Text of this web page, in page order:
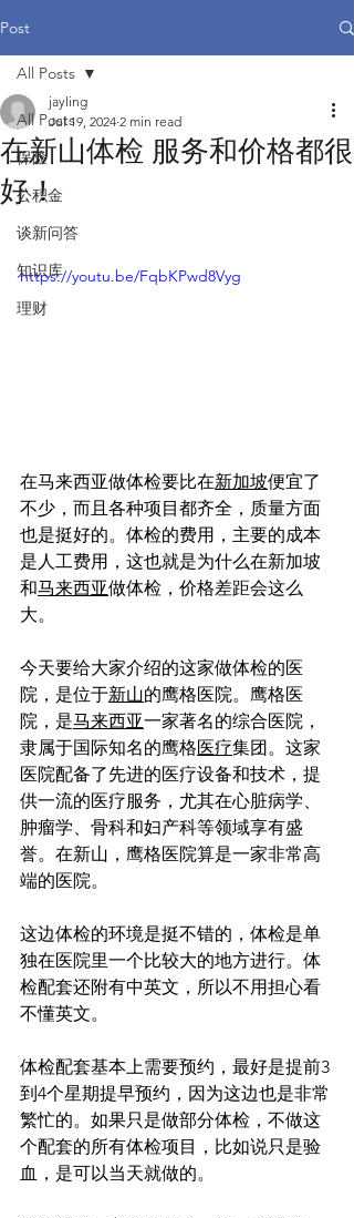
Post
All Posts
保险
公积金
谈新问答
知识库
理财
All Posts
在新山体检 服务和价格都很
好！
jayling
Jul 19, 2024 2 min read
https://youtu.be/FqbKPwd8Vyg
在马来西亚做体检要比在新加坡便宜了
不少，而且各种项目都齐全，质量方面
也是挺好的。体检的费用，主要的成本
是人工费用，这也就是为什么在新加坡
和马来西亚做体检，价格差距会这么
大。
今天要给大家介绍的这家做体检的医
院，是位于新山的鹰格医院。鹰格医
院，是马来西亚一家著名的综合医院，
隶属于国际知名的鹰格医疗集团。这家
医院配备了先进的医疗设备和技术，提
供一流的医疗服务，尤其在心脏病学、
肿瘤学、骨科和妇产科等领域享有盛
誉。在新山，鹰格医院算是一家非常高
端的医院。
这边体检的环境是挺不错的，体检是单
独在医院里一个比较大的地方进行。体
检配套还附有中英文，所以不用担心看
不懂英文。
体检配套基本上需要预约，最好是提前3
到4个星期提早预约，因为这边也是非常
繁忙的。如果只是做部分体检，不做这
个配套的所有体检项目，比如说只是验
血，是可以当天就做的。